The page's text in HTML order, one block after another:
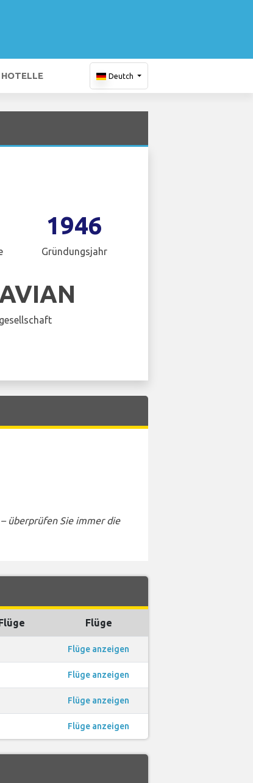
HOTELLE Deutch
1946
Gründungsjahr
überprüfen Sie immer die
Flüge
Flüge anzeigen
Flüge anzeigen
Flüge anzeigen
Flüge anzeigen